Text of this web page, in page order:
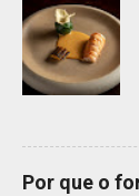
Por que o